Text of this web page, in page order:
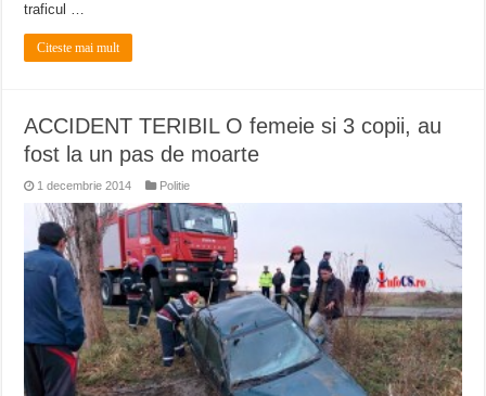
traficul …
Citeste mai mult
ACCIDENT TERIBIL O femeie si 3 copii, au
fost la un pas de moarte
1 decembrie 2014 Politie